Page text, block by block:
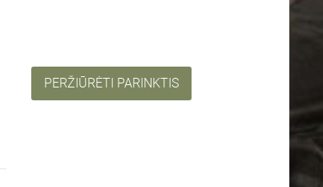
PERŽIŪRĖTI PARINKTIS